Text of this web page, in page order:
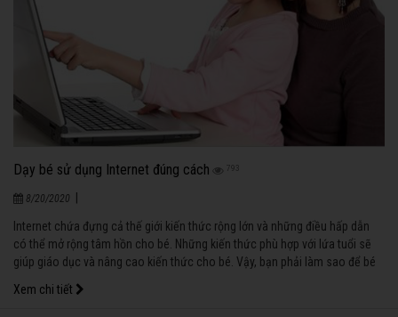
Dạy bé sử dụng Internet đúng cách 793
8/20/2020
Internet chứa đựng cả thế giới kiến thức rộng lớn và những điều hấp dẫn
có thể mở rộng tâm hồn cho bé. Những kiến thức phù hợp với lứa tuổi sẽ
giúp giáo dục và nâng cao kiến thức cho bé. Vậy, bạn phải làm sao để bé
tiếp xúc và sử dụng với internet đúng đắn và an toàn?
Xem chi tiết